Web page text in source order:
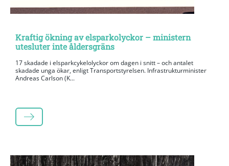
Kraftig ökning av elsparkolyckor – ministern
utesluter inte åldersgräns
17 skadade i elsparkcykelolyckor om dagen i snitt – och antalet
skadade unga ökar, enligt Transportstyrelsen. Infrastrukturminister
Andreas Carlson (K...
LÄS MER